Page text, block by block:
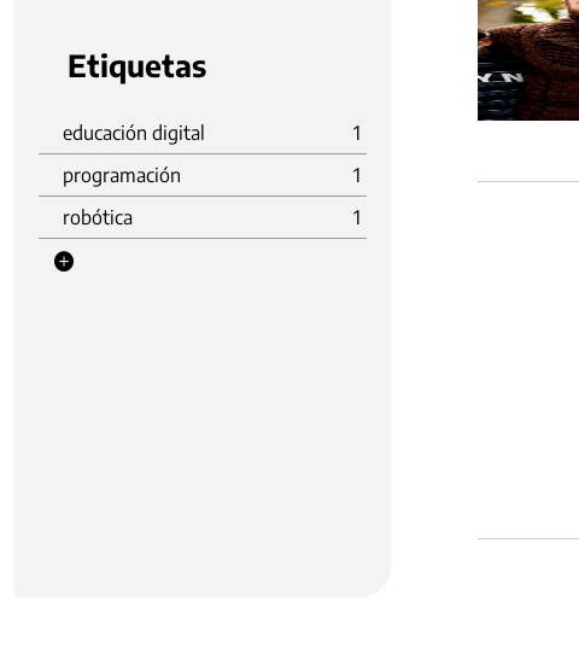
Etiquetas
educación digital
1
programación
1
robótica
1